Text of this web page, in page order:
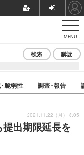
MENU
検索 購読
脆弱性 調査･報告
出期限延長を
2021.11.22（月） 8:05